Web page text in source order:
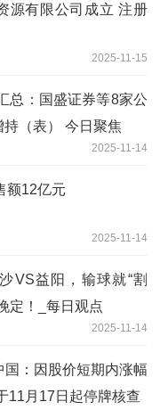
源有限公司成立 注册
2025-11-15
总：国盛证券等8家公
（表） 今日聚焦
2025-11-14
额12亿元
2025-11-14
VS益阳，输球就“割
定！_每日观点
2025-11-14
国：因股价短期内涨幅
11月17日起停牌核查